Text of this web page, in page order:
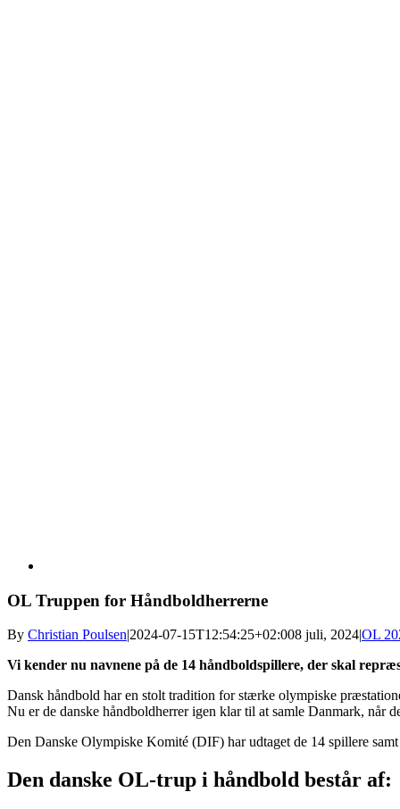
OL Truppen for Håndboldherrerne
By Christian Poulsen|2024-07-15T12:54:25+02:008 juli, 2024|OL
Vi kender nu navnene på de 14 håndboldspillere, der skal
Dansk håndbold har en stolt tradition for stærke olympiske
Nu er de danske håndboldherrer igen klar til at samle Danmark, når
Den Danske Olympiske Komité (DIF) har udtaget de 14 spillere
Den danske OL-trup i håndbold består af: